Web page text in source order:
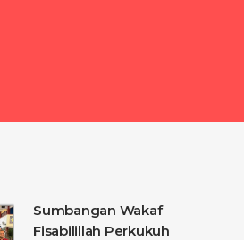
Sumbangan Wakaf
Fisabilillah Perkukuh